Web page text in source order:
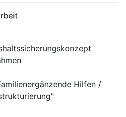
Hilfen /